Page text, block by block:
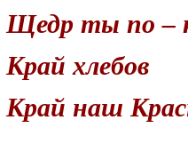
Щедр ты по –
Край хлебов
Край наш